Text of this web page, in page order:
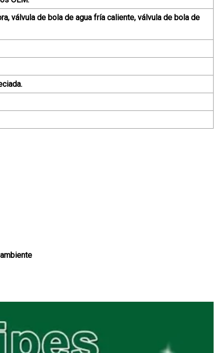
válvula de bola de agua fría caliente, válvula de bola de